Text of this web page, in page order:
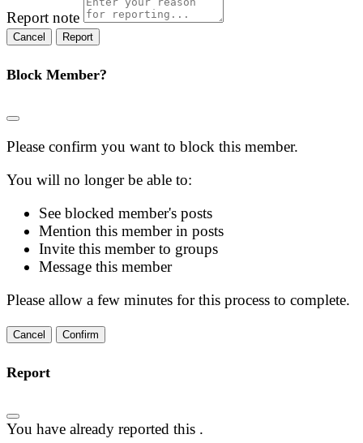
Report note
Report
Block Member?
Please confirm you want to block this member.
You will no longer be able to:
See blocked member's posts
Mention this member in posts
Invite this member to groups
Message this member
Please allow a few minutes for this process to complete.
Confirm
Report
You have already reported this .